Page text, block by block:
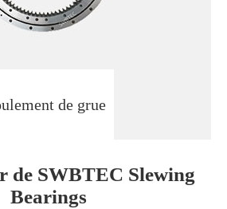
de grue
de SWBTEC Slewing
Bearings